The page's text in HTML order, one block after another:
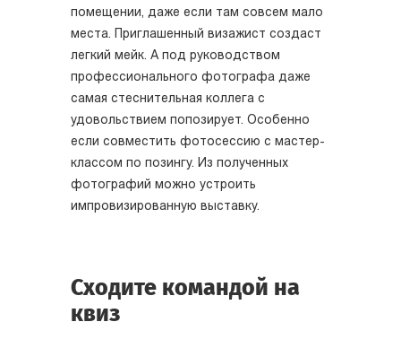
помещении, даже если там совсем мало
места. Приглашенный визажист создаст
легкий мейк. А под руководством
профессионального фотографа даже
самая стеснительная коллега с
удовольствием попозирует. Особенно
если совместить фотосессию с мастер-
классом по позингу. Из полученных
фотографий можно устроить
импровизированную выставку.
Сходите командой на
квиз